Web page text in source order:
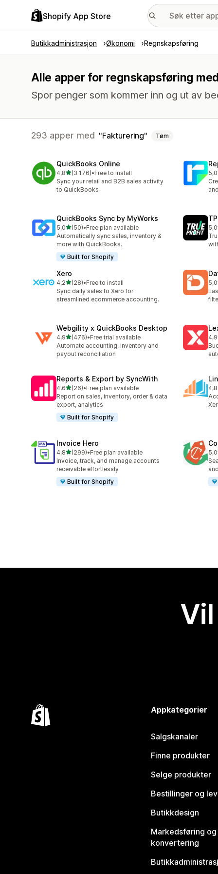
Shopify App Store
Butikkadministrasjon Økonomi Regnskapsføring
Alle apper for regnskapsføring
Spor penger som kommer inn og ut av
293 apper med Fakturering Tøm
QuickBooks Online
4,8av 5 stjerner
(3 176)
Totalt 3176 omtaler
•Free to install
Sync your retail and B2B sales activity
to QuickBooks
5,0
QuickBooks Sync by MyWorks
5,0av 5 stjerner
(50)
Totalt 50 omtaler
•Free plan available
Automatically sync sales, inventory &
more with QuickBooks.
Built for Shopify
5,0
Xero
4,2av 5 stjerner
(28)
Totalt 28 omtaler
•Free to install
Sync daily sales to Xero for
streamlined ecommerce accounting.
5,0
Webgility x QuickBooks Desktop
4,9av 5 stjerner
(476)
Totalt 476 omtaler
•Free trial available
Automate accounting, inventory and
payout reconciliation
4,9
Reports & Export by SyncWith
4,6av 5 stjerner
(26)
Totalt 26 omtaler
•Free plan available
Report on sales, inventory, order & data
export, analytics
Built for Shopify
4,8
Invoice Hero
4,8av 5 stjerner
(299)
Totalt 299 omtaler
•Free plan available
Invoice, track, and manage accounts
receivable effortlessly
Built for Shopify
5,0
Appkategorier
Salgskanaler
Finne produkter
Selge produkter
Bestillinger og
Butikkdesign
Markedsføring og
konvertering